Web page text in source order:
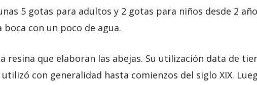
5 gotas para adultos y 2 gotas para niños desde 2
con un poco de agua.
resina que elaboran las abejas. Su utilización data de
utilizó con generalidad hasta comienzos del siglo XIX.